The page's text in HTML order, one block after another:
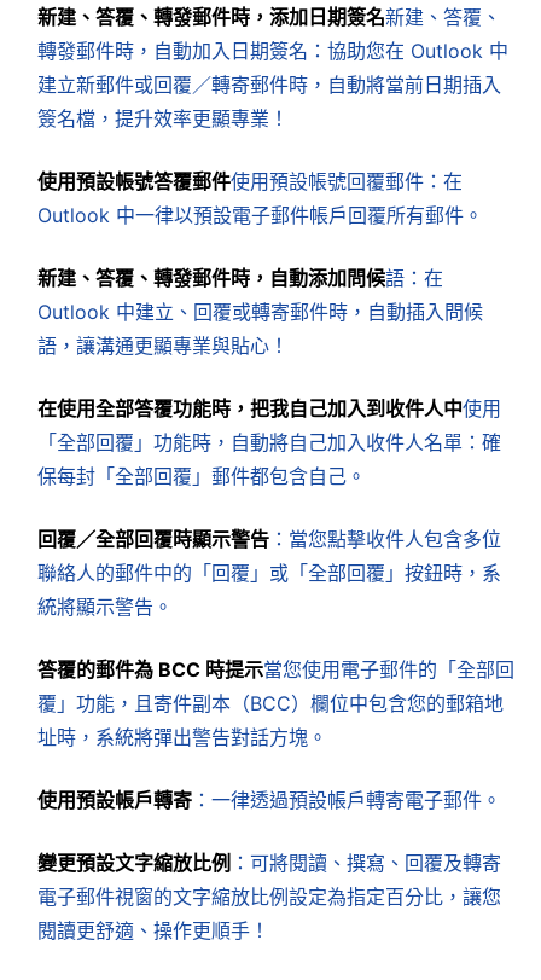
新建、答覆、轉發郵件時，添加日期簽名新建、答覆、
轉發郵件時，自動加入日期簽名：協助您在 Outlook 中
建立新郵件或回覆／轉寄郵件時，自動將當前日期插入
簽名檔，提升效率更顯專業！
使用預設帳號答覆郵件使用預設帳號回覆郵件：在
Outlook 中一律以預設電子郵件帳戶回覆所有郵件。
新建、答覆、轉發郵件時，自動添加問候語：在
Outlook 中建立、回覆或轉寄郵件時，自動插入問候
語，讓溝通更顯專業與貼心！
在使用全部答覆功能時，把我自己加入到收件人中使用
「全部回覆」功能時，自動將自己加入收件人名單：確
保每封「全部回覆」郵件都包含自己。
回覆／全部回覆時顯示警告 ：當您點擊收件人包含多位
聯絡人的郵件中的「回覆」或「全部回覆」按鈕時，系
統將顯示警告。
答覆的郵件為 BCC 時提示當您使用電子郵件的「全部回
覆」功能，且寄件副本（BCC）欄位中包含您的郵箱地
址時，系統將彈出警告對話方塊。
使用預設帳戶轉寄 ：一律透過預設帳戶轉寄電子郵件。
變更預設文字縮放比例 ：可將閱讀、撰寫、回覆及轉寄
電子郵件視窗的文字縮放比例設定為指定百分比，讓您
閱讀更舒適、操作更順手！